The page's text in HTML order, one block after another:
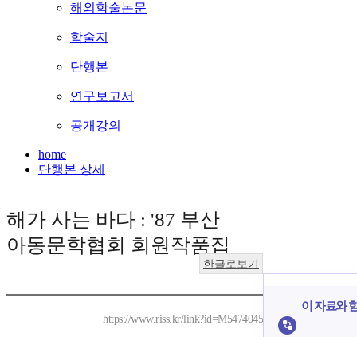
해외학술논문
학술지
단행본
연구보고서
공개강의
home
단행본 상세
해가 사는 바다 : '87 부산
아동문학협회 회원작품집
한글로보기
https://www.riss.kr/link?id=M5474045
이 자료와